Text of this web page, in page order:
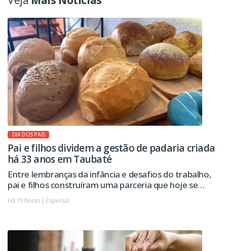
DIA DOS PAIS
Pai e filhos dividem a gestão de padaria criada
há 33 anos em Taubaté
Entre lembranças da infância e desafios do trabalho,
pai e filhos construíram uma parceria que hoje se
estende à administração da empresa.
Há 15 horas | Especial